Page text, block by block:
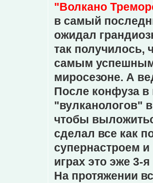
"Волкано
в самый
ожидал
так получилось,
самым успешным
миросезоне. А
После конфуза в
"вулканологов"
чтобы
сделал все как
супернастроем
играх это эже 3-
На протяжении